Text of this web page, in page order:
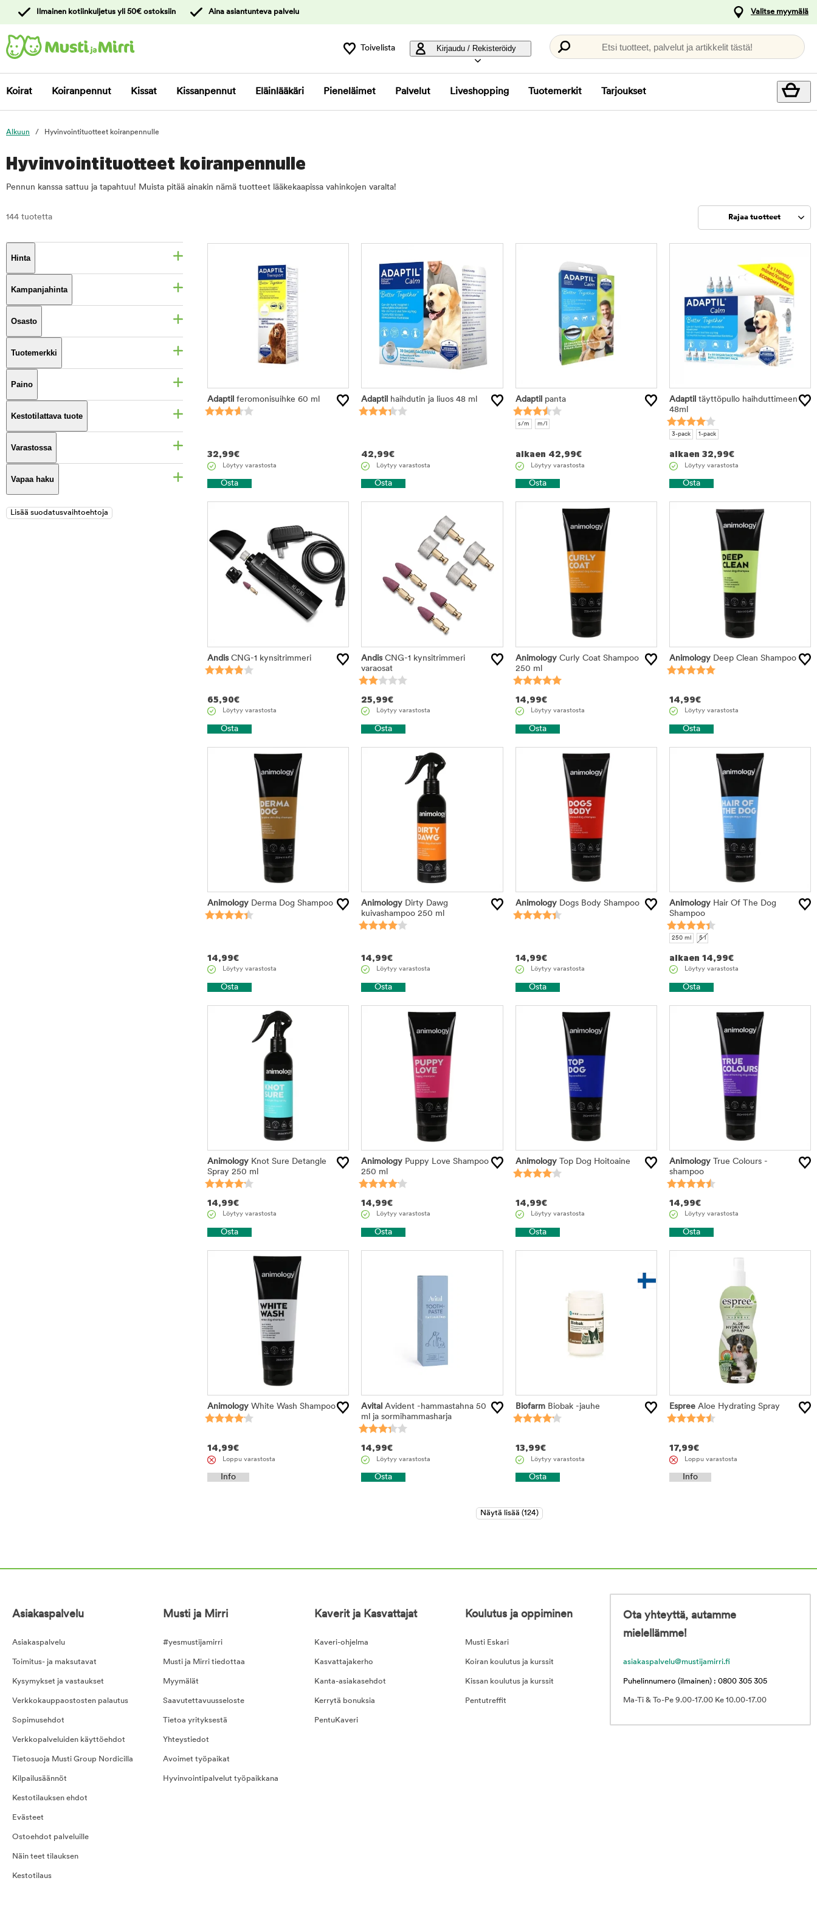
asiakaspalveluun
Ilmainen kotiinkuljetus yli 50€ ostoksiin Aina asiantunteva palvelu Valitse myymälä
Toivelista Kirjaudu / Rekisteröidy Etsi tuotteet, palvelut ja artikkelit tästä!
Koirat Koiranpennut Kissat Kissanpennut Eläinlääkäri Pieneläimet Palvelut Liveshopping Tuotemerkit Tarjoukset
Alkuun Hyvinvointituotteet koiranpennulle
Hyvinvointituotteet koiranpennulle
Pennun kanssa sattuu ja tapahtuu! Muista pitää ainakin nämä tuotteet lääkekaapissa vahinkojen varalta!
144 tuotetta
Hinta
Kampanjahinta
Osasto
Tuotemerkki
Paino
Kestotilattava tuote
Varastossa
Vapaa haku
Rajaa tuotteet
Adaptil feromonisuihke 60 ml
32,99€
Löytyy varastosta
Osta
Adaptil haihdutin ja liuos 48 ml
42,99€
Löytyy varastosta
Osta
Adaptilpanta
s/m m/l
alkaen 42,99€
Löytyy varastosta
Osta
Adaptiltäyttöpullo haihduttimeen
48ml
3-pack 1-pack
alkaen 32,99€
Löytyy varastosta
Osta
AndisCNG-1 kynsitrimmeri
65,90€
Löytyy varastosta
Osta
AndisCNG-1 kynsitrimmeri
varaosat
25,99€
Löytyy varastosta
Osta
AnimologyCurly Coat Shampoo
250 ml
14,99€
Löytyy varastosta
Osta
AnimologyDeep Clean Shampoo
14,99€
Löytyy varastosta
Osta
Animology Derma Dog Shampoo
14,99€
Löytyy varastosta
Osta
Animology Dirty Dawg
kuivashampoo 250 ml
14,99€
Löytyy varastosta
Osta
AnimologyDogs Body Shampoo
14,99€
Löytyy varastosta
Osta
AnimologyHair Of The Dog
Shampoo
250 ml 5 l
alkaen 14,99€
Löytyy varastosta
Osta
Animology Knot Sure Detangle
Spray 250 ml
14,99€
Löytyy varastosta
Osta
Animology Puppy Love Shampoo
250 ml
14,99€
Löytyy varastosta
Osta
AnimologyTop Dog Hoitoaine
14,99€
Löytyy varastosta
Osta
AnimologyTrue Colours -
shampoo
14,99€
Löytyy varastosta
Osta
Animology White Wash Shampoo
14,99€
Loppu varastosta
Info
Avital Avident -hammastahna 50
ml ja sormihammasharja
14,99€
Löytyy varastosta
Osta
BiofarmBiobak -jauhe
13,99€
Löytyy varastosta
Osta
EspreeAloe Hydrating Spray
17,99€
Loppu varastosta
Info
Asiakaspalvelu
Asiakaspalvelu
Toimitus- ja maksutavat
Kysymykset ja vastaukset
Verkkokauppaostosten palautus
Sopimusehdot
Verkkopalveluiden käyttöehdot
Tietosuoja Musti Group Nordicilla
Kilpailusäännöt
Kestotilauksen ehdot
Evästeet
Ostoehdot palveluille
Näin teet tilauksen
Kestotilaus
Musti ja Mirri
#yesmustijamirri
Musti ja Mirri tiedottaa
Myymälät
Saavutettavuusseloste
Tietoa yrityksestä
Yhteystiedot
Avoimet työpaikat
Hyvinvointipalvelut työpaikkana
Kaverit ja Kasvattajat
Kaveri-ohjelma
Kasvattajakerho
Kanta-asiakasehdot
Kerrytä bonuksia
PentuKaveri
Koulutus ja oppiminen
Musti Eskari
Koiran koulutus ja kurssit
Kissan koulutus ja kurssit
Pentutreffit
Ota yhteyttä, autamme
mielellämme!
asiakaspalvelu@mustijamirri.fi
Puhelinnumero (ilmainen) : 0800 305 305
Ma-Ti & To-Pe 9.00-17.00 Ke 10.00-17.00